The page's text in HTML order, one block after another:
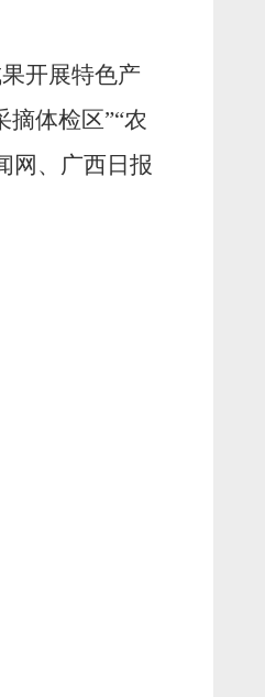
开展特色产
体检区”“农
网、广西日报